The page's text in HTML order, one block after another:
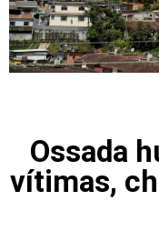
Ossada
vítimas,